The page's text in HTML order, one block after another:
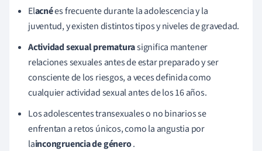
Elacnées frecuente durante la adolescencia y la
juventud, y existen distintos tipos y niveles de gravedad.
Actividad sexual prematurasignifica mantener
relaciones sexuales antes de estar preparado y ser
consciente de los riesgos, a veces definida como
cualquier actividad sexual antes de los 16 años.
Los adolescentes transexuales o no binarios se
enfrentan a retos únicos, como la angustia por
laincongruencia de género.